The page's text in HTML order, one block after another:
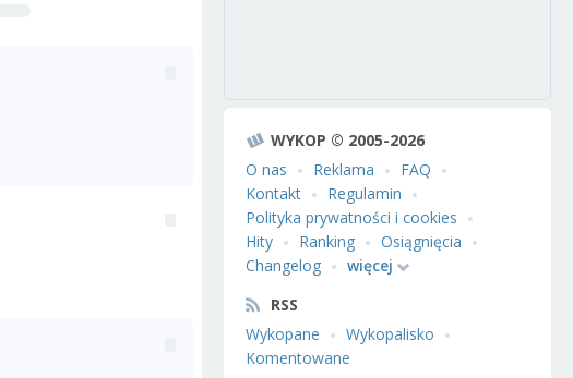
WYKOP © 2005-2026
O nas
Reklama
FAQ
Kontakt
Regulamin
Polityka prywatności i cookies
Hity
Ranking
Osiągnięcia
Changelog
więcej
RSS
Wykopane
Wykopalisko
Komentowane